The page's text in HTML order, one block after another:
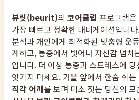
뷰릿(beurit)의 코어클럽 프로그램
가장 빠르고 정확한 내비게이션입니
분석과 개인에게 최적화된 맞춤형 운
계하고, 통증에서 벗어나 자신감 넘치
입니다. 더 이상 통증과 스트레스에
앗기지 마세요. 거울 앞에서 한숨 쉬
직각 어깨를 보며 미소 짓는 당신의